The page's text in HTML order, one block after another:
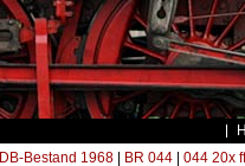
DB-Bestand 1968| BR 044| 044 20x ff